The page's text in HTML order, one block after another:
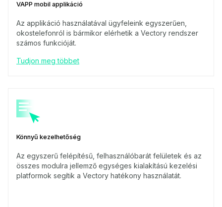
VAPP mobil applikáció
Az applikáció használatával ügyfeleink egyszerűen,
okostelefonról is bármikor elérhetik a Vectory rendszer
számos funkcióját.
Tudjon meg többet
Könnyű kezelhetőség
Az egyszerű felépítésű, felhasználóbarát felületek és az
összes modulra jellemző egységes kialakítású kezelési
platformok segítik a Vectory hatékony használatát.